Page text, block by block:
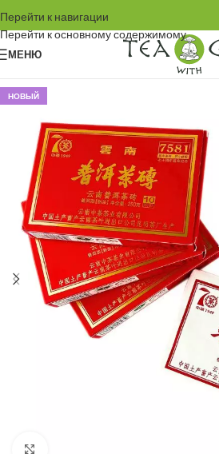
Перейти к навигации
Перейти к основному содержимому
МЕНЮ
НОВЫЙ